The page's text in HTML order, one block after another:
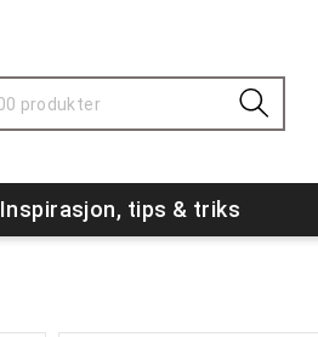
Inspirasjon, tips & triks